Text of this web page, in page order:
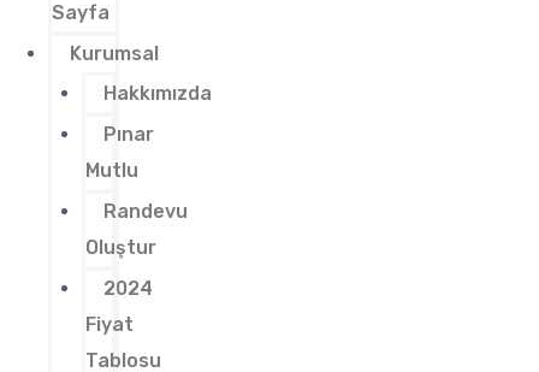
Sayfa
Kurumsal
Hakkımızda
Pınar
Mutlu
Randevu
Oluştur
2024
Fiyat
Tablosu